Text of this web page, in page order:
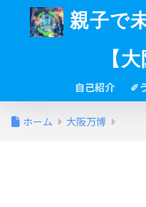
親子で
【
自己紹介 ✐
ホーム 大阪万博